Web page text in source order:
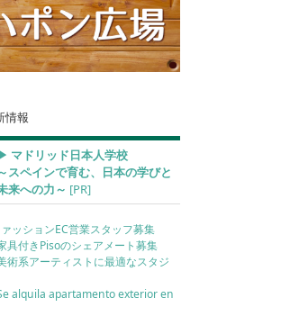
情報
マドリッド日本人学校
スペインで育む、日本の学びと
来への力～ [PR]
ッションEC営業スタッフ募集
具付きPisoのシェアメート募集
術系アーティストに最適なスタジ
alquila apartamento exterior en